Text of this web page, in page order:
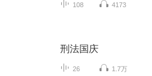
108 4173
刑法国庆
26 1.7万